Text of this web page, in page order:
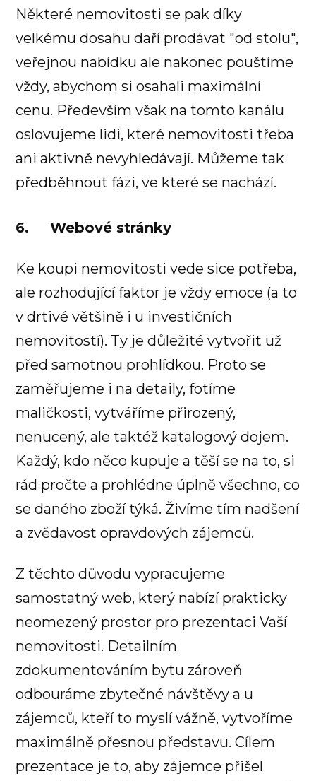
Některé nemovitosti se pak díky
velkému dosahu daří prodávat "od stolu",
veřejnou nabídku ale nakonec pouštíme
vždy, abychom si osahali maximální
cenu. Především však na tomto kanálu
oslovujeme lidi, které nemovitosti třeba
ani aktivně nevyhledávají. Můžeme tak
předběhnout fázi, ve které se nachází.
6. Webové stránky
Ke koupi nemovitosti vede sice potřeba,
ale rozhodující faktor je vždy emoce (a to
v drtivé většině i u investičních
nemovitostí). Ty je důležité vytvořit už
před samotnou prohlídkou. Proto se
zaměřujeme i na detaily, fotíme
maličkosti, vytváříme přirozený,
nenucený, ale taktéž katalogový dojem.
Každý, kdo něco kupuje a těší se na to, si
rád pročte a prohlédne úplně všechno, co
se daného zboží týká. Živíme tím nadšení
a zvědavost opravdových zájemců.
Z těchto důvodu vypracujeme
samostatný web, který nabízí prakticky
neomezený prostor pro prezentaci Vaší
nemovitosti. Detailním
zdokumentováním bytu zároveň
odbouráme zbytečné návštěvy a u
zájemců, kteří to myslí vážně, vytvoříme
maximálně přesnou představu. Cílem
prezentace je to, aby zájemce přišel